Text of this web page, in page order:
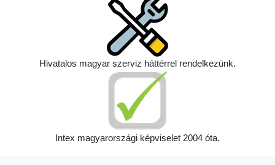
Hivatalos magyar szerviz háttérrel rendelkezünk.
Intex magyarországi képviselet 2004 óta.